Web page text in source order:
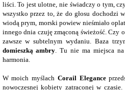
liści. To jest ulotne, nie świadczy o tym,
wszystko przez to, że do głosu dochodzi
wiodą prym, morski powiew nieśmiało
innego dnia czuję zmąconą świeżość. Czy
zawsze w subtelnym wydaniu. Baza
domieszką ambry. Tu nie ma miejsca na
harmonia.
W moich myślach Corail Elegance
nowoczesnej kobiety zatraconej w